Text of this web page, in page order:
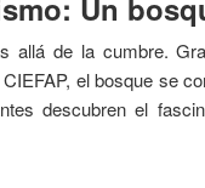
allá de la cumbre.
el bosque se
descubren el